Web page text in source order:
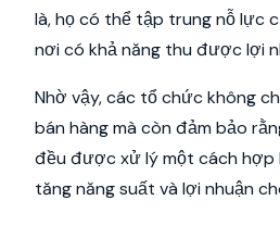
là, họ có thể tập trung nỗ lực
nơi có khả năng thu được lợi
Nhờ vậy, các tổ chức không
bán hàng mà còn đảm bảo
đều được xử lý một cách hợp
tăng năng suất và lợi nhuận